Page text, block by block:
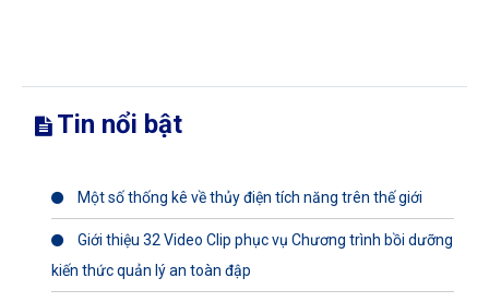
Tin nổi bật
Một số thống kê về thủy điện tích năng trên thế giới
Giới thiệu 32 Video Clip phục vụ Chương trình bồi dưỡng
kiến thức quản lý an toàn đập